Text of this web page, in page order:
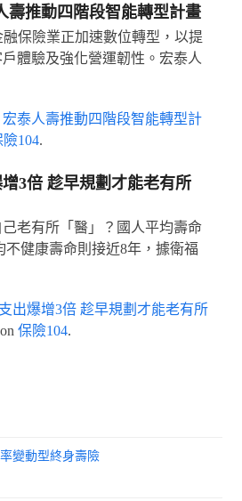
壽推動四階段智能轉型計畫
保險業正加速數位轉型，以提
體驗及強化營運韌性。宏泰人
泰人壽推動四階段智能轉型計
險104.
3倍 趁早規劃才能老有所
老有所「醫」？國人平均壽命
不健康壽命則接近8年，據衛福
出爆增3倍 趁早規劃才能老有所
保險104.
變動型終身壽險